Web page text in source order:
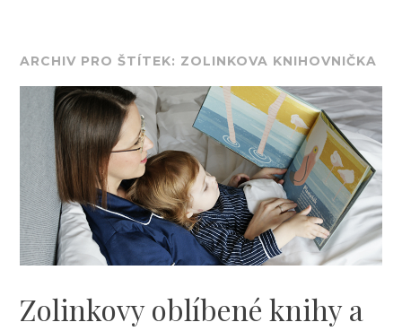
ARCHIV PRO ŠTÍTEK: ZOLINKOVA KNIHOVNIČKA
Zolinkovy oblíbené knihy a